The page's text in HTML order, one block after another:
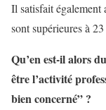
Il satisfait également
sont supérieures à
Qu’en est-il alors
être l’activité
bien concerné” ?